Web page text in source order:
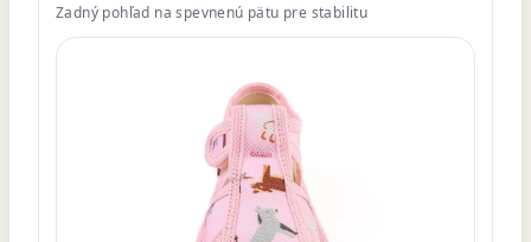
Zadný pohľad na spevnenú pätu pre stabilitu